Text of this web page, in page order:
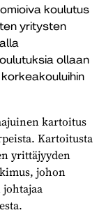
koulutus
yritysten
ollaan
kartoitus
Kartoitusta
yrittäjyyden
johon